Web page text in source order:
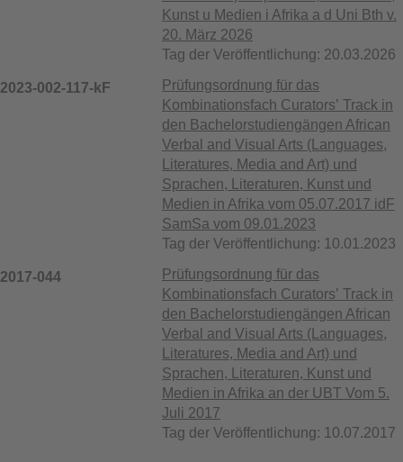
Kunst u Medien i Afrika a d Uni Bth v.
20. März 2026
Tag der Veröffentlichung: 20.03.2026
2023-002-117-kF
Prüfungsordnung für das
Kombinationsfach Curatorsʼ Track in
den Bachelorstudiengängen African
Verbal and Visual Arts (Languages,
Literatures, Media and Art) und
Sprachen, Literaturen, Kunst und
Medien in Afrika vom 05.07.2017 idF
SamSa vom 09.01.2023
Tag der Veröffentlichung: 10.01.2023
2017-044
Prüfungsordnung für das
Kombinationsfach Curatorsʼ Track in
den Bachelorstudiengängen African
Verbal and Visual Arts (Languages,
Literatures, Media and Art) und
Sprachen, Literaturen, Kunst und
Medien in Afrika an der UBT Vom 5.
Juli 2017
Tag der Veröffentlichung: 10.07.2017